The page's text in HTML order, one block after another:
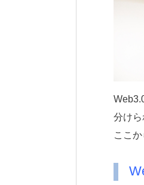
分けら
ここ